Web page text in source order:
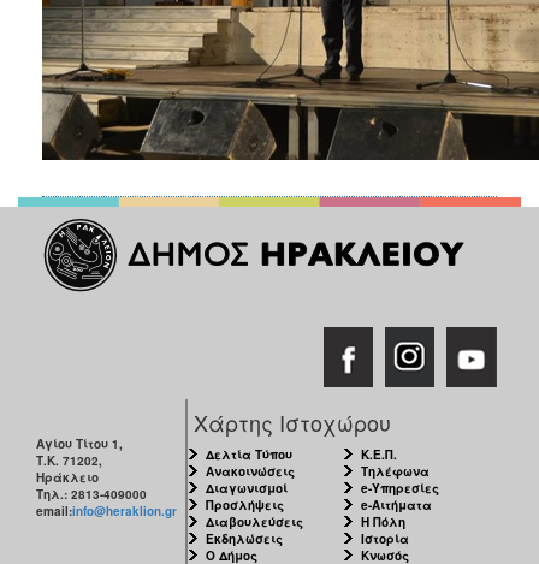
Αγίου Τίτου 1,
Τ.Κ. 71202,
Ηράκλειο
Τηλ.: 2813-409000
email:info@heraklion.gr
Χάρτης Ιστοχώρου
Δελτία Τύπου
Ανακοινώσεις
Διαγωνισμοί
Προσλήψεις
Διαβουλεύσεις
Εκδηλώσεις
Ο Δήμος
Κ.Ε.Π.
Τηλέφωνα
e-Υπηρεσίες
e-Αιτήματα
Η Πόλη
Ιστορία
Κνωσός